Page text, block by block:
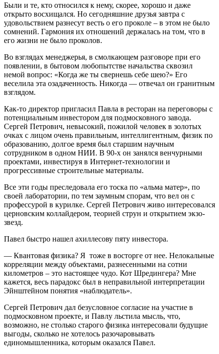
Были и те, кто относился к нему, скорее, хорошо и даже
открыто восхищался. Но сегодняшние друзья завтра с
удовольствием разнесут весть о его проколе – в этом не было
сомнений. Гармония их отношений держалась на том, что в
его жизни не было проколов.
Во взглядах менеджерья, в смолкающем разговоре при его
появлении, в бытовом любопытстве начальства сквозил
немой вопрос: «Когда же ты свернешь себе шею?» Его
веселила эта озадаченность. Никогда — отвечал он гранитным
взглядом.
Как-то директор пригласил Павла в ресторан на переговоры с
потенциальным инвестором для подмосковного завода.
Сергей Петрович, невысокий, пожилой человек в золотых
очках с лицом очень правильным, интеллигентным, физик по
образованию, долгое время был старшим научным
сотрудником в одном НИИ. В 90-х он занялся венчурными
проектами, инвестируя в Интернет-технологии и
прогрессивные строительные материалы.
Все эти годы преследовала его тоска по «альма матер», по
своей лаборатории, по тем заумным спорам, что вел он с
профессурой в курилке. Сергей Петрович живо интересовался
церновским коллайдером, теорией струн и открытием экзо-
звезд.
Павел быстро нашел ахиллесову пяту инвестора.
— Квантовая физика? Я тоже в восторге от нее. Нелокальные
корреляции между объектами, разнесенными на сотни
километров – это настоящее чудо. Кот Шредингера? Мне
кажется, весь парадокс был в неправильной интерпретации
Эйнштейном понятия «наблюдатель».
Сергей Петрович дал безусловное согласие на участие в
подмосковном проекте, и Павлу льстила мысль, что,
возможно, не столько старого физика интересовали будущие
выгоды, сколько не хотелось разочаровывать
единомышленника, которым оказался Павел.